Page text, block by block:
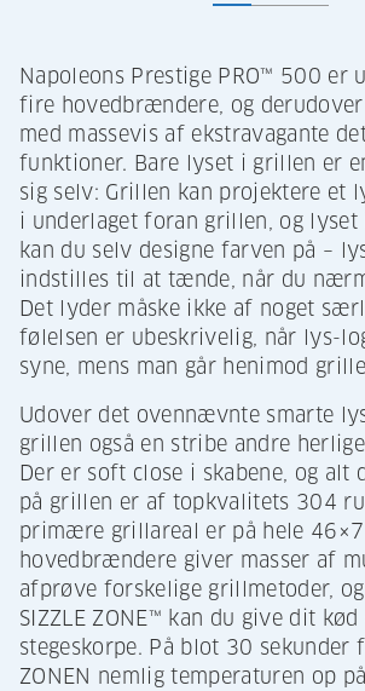
Napoleons Prestige PRO™ 500 er
fire hovedbrændere, og
med massevis af ekstravagante
funktioner. Bare lyset i grillen er
sig selv: Grillen kan projektere et
i underlaget foran grillen, og lyset
kan du selv designe farven på –
indstilles til at tænde, når du
Det lyder måske ikke af noget
følelsen er ubeskrivelig, når lys-
syne, mens man går henimod
Udover det ovennævnte smarte
grillen også en stribe andre
Der er soft close i skabene, og alt
på grillen er af topkvalitets 304
primære grillareal er på hele
hovedbrændere giver masser af
afprøve forskelige grillmetoder,
SIZZLE ZONE™ kan du give dit
stegeskorpe. På blot 30 sekunder
ZONEN nemlig temperaturen op